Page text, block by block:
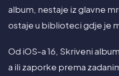
album, nestaje iz glavne
ostaje u biblioteci gdje je
Od iOS-a 16, Skriveni
a ili zaporke prema